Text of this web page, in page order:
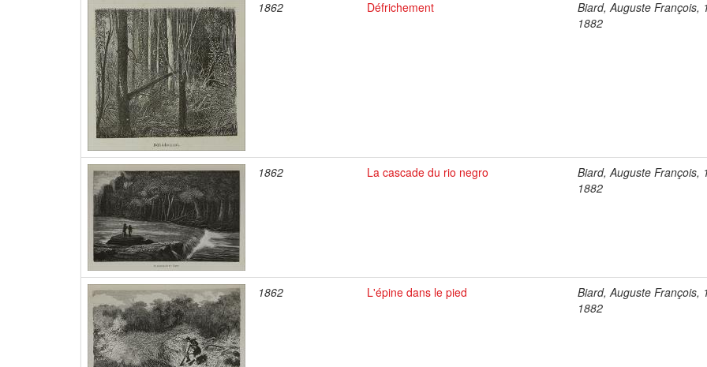
1862 Défrichement
Biard, Auguste François,
1882
1862 La cascade du rio negro
Biard, Auguste François,
1882
1862 L'épine dans le pied
Biard, Auguste François,
1882